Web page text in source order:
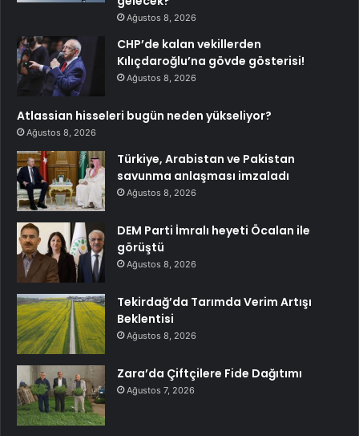
Ağustos 8, 2026
CHP’de kalan vekillerden
Kılıçdaroğlu’na gövde gösterisi!
Ağustos 8, 2026
Atlassian hisseleri bugün neden yükseliyor?
Ağustos 8, 2026
Türkiye, Arabistan ve Pakistan
savunma anlaşması imzaladı
Ağustos 8, 2026
DEM Parti İmralı heyeti Öcalan ile
görüştü
Ağustos 8, 2026
Tekirdağ’da Tarımda Verim Artışı
Beklentisi
Ağustos 8, 2026
Zara’da Çiftçilere Fide Dağıtımı
Ağustos 7, 2026